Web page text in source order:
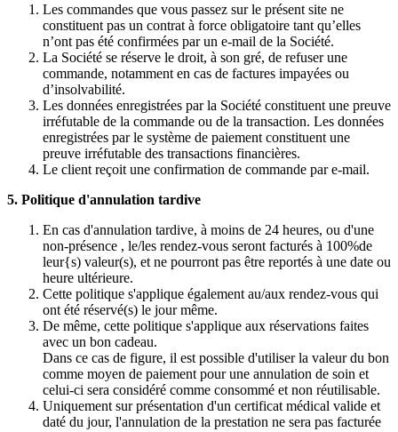
Les commandes que vous passez sur le présent site ne
constituent pas un contrat à force obligatoire tant qu’elles
n’ont pas été confirmées par un e-mail de la Société.
La Société se réserve le droit, à son gré, de refuser une
commande, notamment en cas de factures impayées ou
d’insolvabilité.
Les données enregistrées par la Société constituent une preuve
irréfutable de la commande ou de la transaction. Les données
enregistrées par le système de paiement constituent une
preuve irréfutable des transactions financières.
Le client reçoit une confirmation de commande par e-mail.
5. Politique d'annulation tardive
En cas d'annulation tardive, à moins de 24 heures, ou d'une
non-présence , le/les rendez-vous seront facturés à 100%de
leur{s) valeur(s), et ne pourront pas être reportés à une date ou
heure ultérieure.
Cette politique s'applique également au/aux rendez-vous qui
ont été réservé(s) le jour même.
De même, cette politique s'applique aux réservations faites
avec un bon cadeau.
Dans ce cas de figure, il est possible d'utiliser la valeur du bon
comme moyen de paiement pour une annulation de soin et
celui-ci sera considéré comme consommé et non réutilisable.
Uniquement sur présentation d'un certificat médical valide et
daté du jour, l'annulation de la prestation ne sera pas facturée